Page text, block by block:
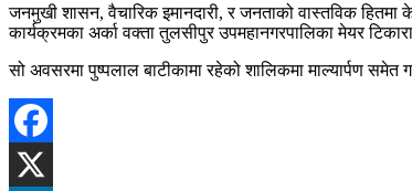
जनमुखी शासन, वैचारिक इमानदारी, र जनताको वास्तविक
कार्यक्रमका अर्का वक्ता तुलसीपुर उपमहानगरपालिका मेयर
सो अवसरमा पुष्पलाल बाटीकामा रहेको शालिकमा माल्यार्पण